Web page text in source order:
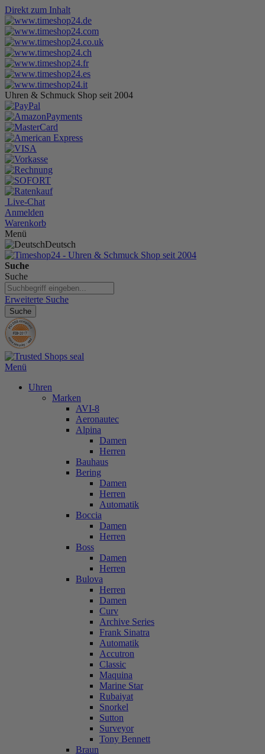
Direkt zum Inhalt
Uhren & Schmuck Shop seit 2004
Live-Chat
Anmelden
Warenkorb
Menü
Deutsch
Suche
Suche
Erweiterte Suche
Suche
Menü
Uhren
Marken
AVI-8
Aeronautec
Alpina
Damen
Herren
Bauhaus
Bering
Damen
Herren
Automatik
Boccia
Damen
Herren
Boss
Damen
Herren
Bulova
Herren
Damen
Curv
Archive Series
Frank Sinatra
Automatik
Accutron
Classic
Maquina
Marine Star
Rubaiyat
Snorkel
Sutton
Surveyor
Tony Bennett
Braun